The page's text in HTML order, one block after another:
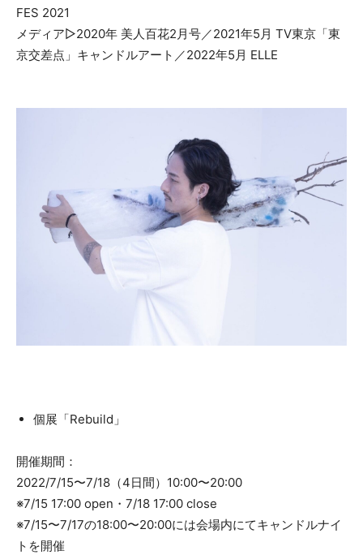
FES 2021
メディア▷2020年 美人百花2月号／2021年5月 TV東京「東
京交差点」キャンドルアート／2022年5月 ELLE
個展「Rebuild」
開催期間：
2022/7/15〜7/18（4日間）10:00〜20:00
※7/15 17:00 open・7/18 17:00 close
※7/15〜7/17の18:00〜20:00には会場内にてキャンドルナイ
トを開催